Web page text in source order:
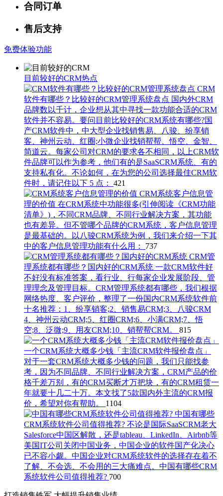
合同订单
售后支持
免费体验功能
​目前较好的CRM热点
CRM
软件有哪些？比较好的CRM管理系统盘点 国内外CRM
品牌数以千计，企业想从其中寻找一款功能合适的CRM
软件并不容易。要问目前比较好的CRM系统有哪些?国
产CRM软件中，中大型企业找销售易、八骏、纷享销
客、神州云动、红圈;小微企业找销帮帮、悟空、金智、
简道云。每家公司对CRM的要求各不相同，以上CRM软
件品牌可以作为参考，他们有的是SaaSCRM系统、有的
支持私有化。不论如何，在为您的公司选择最佳CRM软
件时，请记住以下 5 点：
421
CRM系统客户信息管
理的价值 在CRM系统中功能很多(引伸阅读《CRM功能
清单​》)，不同CRM品牌、不同行业解决方案，其功能
也有差异。但不管哪个品牌的CRM系统，客户信息管理
是最基础的。以八骏CRM系统为例，我们来介绍一下其
中的客户信息管理功能有什么用：
737
CRM管
理系统都有哪些？国内好的CRM系统 一款CRM软件好
不好没有标准答案，看行业、行每家企业发展阶段、管
理理念及管理目标。CRM管理系统都有哪些，我们根据
网络热度、客户评价，整理了一份国内CRM系统软件前
十名推荐：1、纷享销客;2、销售易CRM;3、八骏CRM
4、神州云动CRM;5、红圈CRM;6、小满CRM;7、悟
空;8、泛微;9、用友CRM;10、销帮帮CRM。
815
一个CRM系统大概多少钱「主流CRM软件报价盘点」
对于一套CRM系统大概多少钱的问题，我们只能找参
考，因为不同品牌、不同行业解决方案，CRM产品的价
格千差万别，有的CRM买断才万把块，有的CRM租赁一
年就要十几二十万。本文找了5款国内外主流的CRM报
价，希望对你有帮助。
1104
中国有哪些
CRM系统软件公司值得推荐? 不论是国际SaaSCRM老大
Salesforce中国区解散，还是tableau、LinkedIn、Airbnb等
美国IT公司关闭中国业务，中国企业的软件国产化决心
已不容小觑。中国企业对CRM系统软件的选择存在着不
了解、不会选、不会用的三大痛难点。中国有哪些CRM
系统软件公司值得推荐? 700